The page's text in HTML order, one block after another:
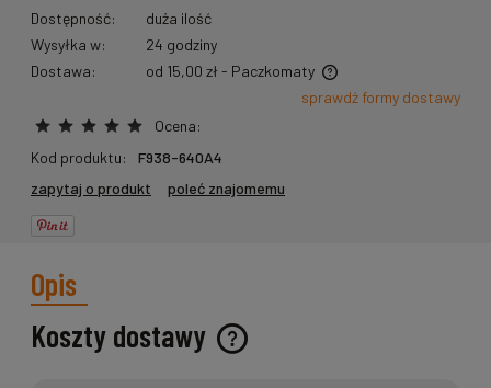
Dostępność:
duża ilość
Wysyłka w:
24 godziny
Dostawa:
od 15,00 zł - Paczkomaty
Cena nie zawiera ewentualnych kosztów płatnościsprawdź formy dostawy
Ocena:
Kod produktu:
F938-640A4
zapytaj o produkt
poleć znajomemu
Opis
Koszty dostawy
Cena nie zawiera ewentualnych kosztów płatności